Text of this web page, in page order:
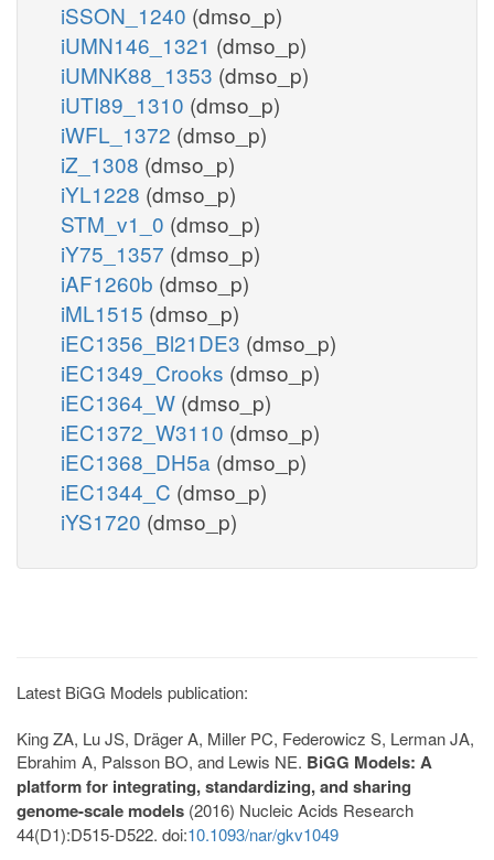
iSSON_1240 (dmso_p)
iUMN146_1321 (dmso_p)
iUMNK88_1353 (dmso_p)
iUTI89_1310 (dmso_p)
iWFL_1372 (dmso_p)
iZ_1308 (dmso_p)
iYL1228 (dmso_p)
STM_v1_0 (dmso_p)
iY75_1357 (dmso_p)
iAF1260b (dmso_p)
iML1515 (dmso_p)
iEC1356_Bl21DE3 (dmso_p)
iEC1349_Crooks (dmso_p)
iEC1364_W (dmso_p)
iEC1372_W3110 (dmso_p)
iEC1368_DH5a (dmso_p)
iEC1344_C (dmso_p)
iYS1720 (dmso_p)
Latest BiGG Models publication:
King ZA, Lu JS, Dräger A, Miller PC, Federowicz S, Lerman JA,
Ebrahim A, Palsson BO, and Lewis NE. BiGG Models: A
platform for integrating, standardizing, and sharing
genome-scale models (2016) Nucleic Acids Research
44(D1):D515-D522. doi:10.1093/nar/gkv1049